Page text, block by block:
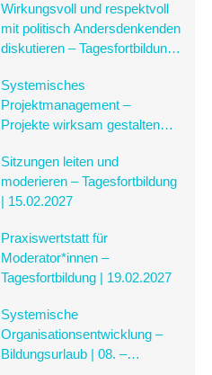
Wirkungsvoll und respektvoll
mit politisch Andersdenkenden
diskutieren – Tagesfortbildung |
Systemisches
Projektmanagement –
Projekte wirksam gestalten
03. – 05.02.2027
Sitzungen leiten und
moderieren – Tagesfortbildung
| 15.02.2027
Praxiswertstatt für
Moderator*innen –
Tagesfortbildung | 19.02.2027
Systemische
Organisationsentwicklung –
Bildungsurlaub | 08. –